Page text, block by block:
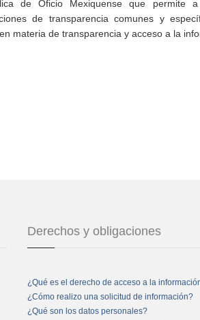
de Oficio Mexiquense que permite
de transparencia comunes y
materia de transparencia y acceso a la
Derechos y obligaciones
¿Qué es el derecho de acceso a la
¿Cómo realizo una solicitud de información?
¿Qué son los datos personales?